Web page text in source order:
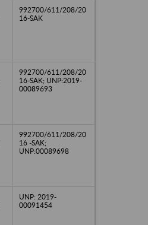
992700/611/208/20
16-SAK
992700/611/208/20
16-SAK; UNP:2019-
00089693
992700/611/208/20
16 -SAK;
UNP:00089698
UNP: 2019-
00091454